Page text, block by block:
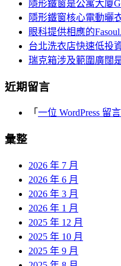
隱形鐵窗是公寓大廈
隱形鐵窗核心電動曬
眼科提供相應的
台北洗衣店快速低投
瑞克箱涉及範圍廣闊
近期留言
「 一位 WordPress 留
彙整
2026 年 7 月
2026 年 6 月
2026 年 3 月
2026 年 1 月
2025 年 12 月
2025 年 10 月
2025 年 9 月